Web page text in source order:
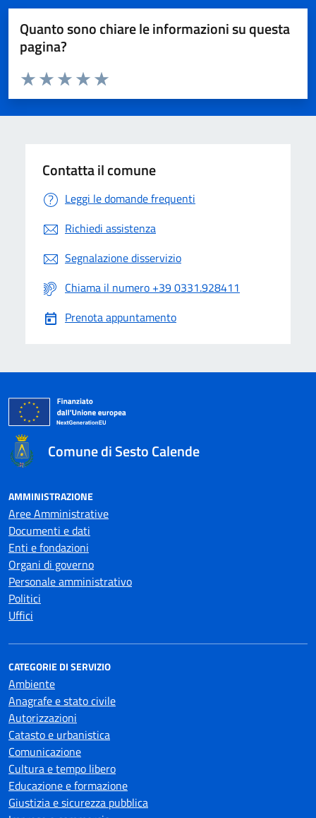
Quanto sono chiare le informazioni su questa
pagina?
Valuta da 1 a 5 stelle la pagina
Valuta 5 stelle su 5
Valuta 4 stelle su 5
Valuta 3 stelle su 5
Valuta 2 stelle su 5
Valuta 1 stelle su 5
Contatta il comune
Leggi le domande frequenti
Richiedi assistenza
Segnalazione disservizio
Chiama il numero +39 0331.928411
Prenota appuntamento
Comune di Sesto Calende
AMMINISTRAZIONE
Aree Amministrative
Documenti e dati
Enti e fondazioni
Organi di governo
Personale amministrativo
Politici
Uffici
CATEGORIE DI SERVIZIO
Ambiente
Anagrafe e stato civile
Autorizzazioni
Catasto e urbanistica
Comunicazione
Cultura e tempo libero
Educazione e formazione
Giustizia e sicurezza pubblica